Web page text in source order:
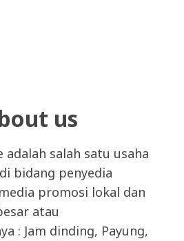
us
adalah salah satu usaha
bidang penyedia
promosi lokal dan
atau
: Jam dinding, Payung,